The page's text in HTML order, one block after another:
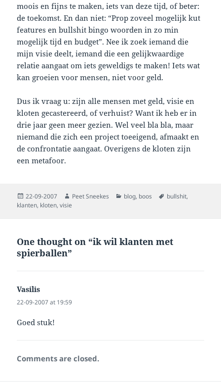
moois en fijns te maken, iets van deze tijd, of beter:
de toekomst. En dan niet: “Prop zoveel mogelijk kut
features en bullshit bingo woorden in zo min
mogelijk tijd en budget”. Nee ik zoek iemand die
mijn visie deelt, iemand die een gelijkwaardige
relatie aangaat om iets geweldigs te maken! Iets wat
kan groeien voor mensen, niet voor geld.
Dus ik vraag u: zijn alle mensen met geld, visie en
kloten gecastereerd, of verhuist? Want ik heb er in
drie jaar geen meer gezien. Wel veel bla bla, maar
niemand die zich een project toeeigend, afmaakt en
de confrontatie aangaat. Overigens de kloten zijn
een metafoor.
Posted
on
22-09-2007 Author
Peet Sneekes Categories
blog, boos Tags
bullshit,
klanten, kloten,visie
One thought on “ik wil klanten met
spierballen”
Vasilis
22-09-2007 at 19:59
Goed stuk!
Comments are closed.